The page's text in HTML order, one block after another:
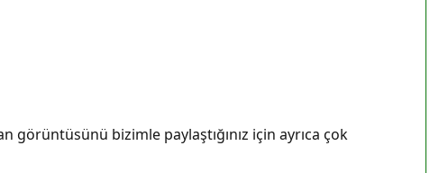
görüntüsünü bizimle paylaştığınız için ayrıca çok